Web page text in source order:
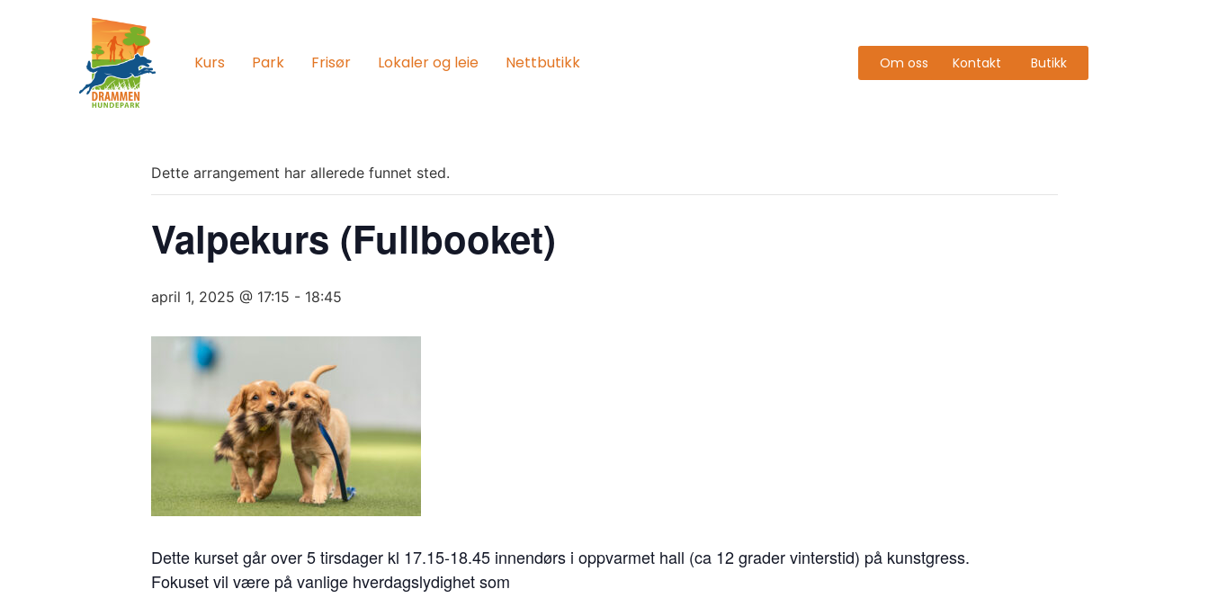
Kurs Park Frisør Lokaler og leie Nettbutikk Om oss Kontakt Butikk
Dette arrangement har allerede funnet sted.
Valpekurs (Fullbooket)
april 1, 2025 @ 17:15 - 18:45
Dette kurset går over 5 tirsdager kl 17.15-18.45 innendørs i oppvarmet hall (ca 12 grader vinterstid) på kunstgress.
Fokuset vil være på vanlige hverdagslydighet som